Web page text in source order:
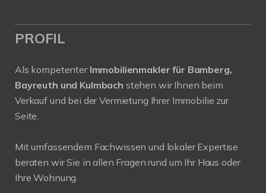
PROFIL
Als kompetenter Immobilienmakler für Bamberg,
Bayreuth und Kulmbach stehen wir Ihnen beim
Verkauf und bei der Vermietung Ihrer Immobilie zur
Seite.
Mit umfassendem Fachwissen und lokaler Expertise
beraten wir Sie in allen Fragen rund um Ihr Haus oder
Ihre Wohnung.